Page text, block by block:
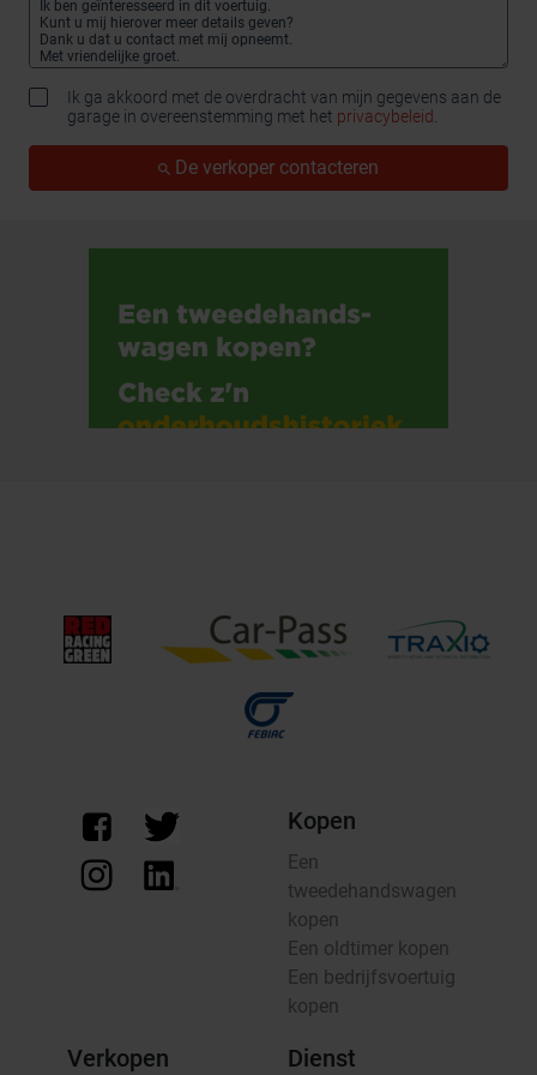
Ik ga akkoord met de overdracht van mijn gegevens aan de
garage in overeenstemming met het privacybeleid.
De verkoper contacteren
Kopen
Een
tweedehandswagen
kopen
Een oldtimer kopen
Een bedrijfsvoertuig
kopen
Verkopen Dienst